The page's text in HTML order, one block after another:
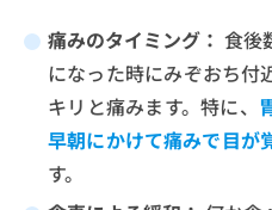
痛みのタイミング： 食後
になった時にみぞおち付
キリと痛みます。特に、
早朝にかけて痛みで目が
す。